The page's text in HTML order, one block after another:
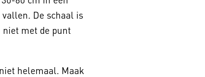
De schaal is
met de punt
helemaal. Maak